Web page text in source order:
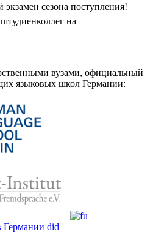
сезона поступления!
на
вузами, официальный
языковых школ Германии: